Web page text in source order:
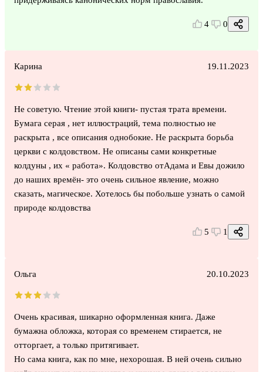
4 0
Карина 19.11.2023
Не советую. Чтение этой книги- пустая трата времени.
Бумага серая , нет иллюстраций, тема полностью не
раскрыта , все описания однобокие. Не раскрыта борьба
церкви с колдовством. Не описаны сами конкретные
колдуны , их « работа». Колдовство отАдама и Евы дожило
до наших времён- это очень сильное явление, можно
сказать, магическое. Хотелось бы побольше узнать о самой
природе колдовства
5 1
Ольга 20.10.2023
Очень красивая, шикарно оформленная книга. Даже
бумажна обложка, которая со временем стирается, не
отторгает, а только притягивает.
Но сама книга, как по мне, нехорошая. В ней очень сильно